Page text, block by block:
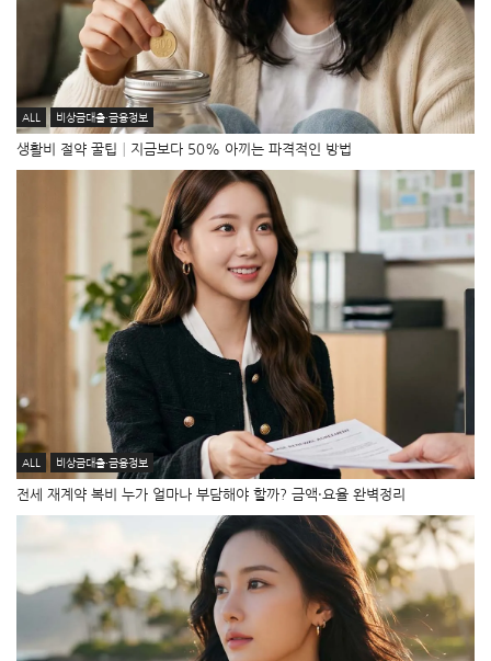
ALL 비상금대출·금융정보
생활비 절약 꿀팁│지금보다 50% 아끼는 파격적인 방법
ALL 비상금대출·금융정보
전세 재계약 복비 누가 얼마나 부담해야 할까? 금액·요율 완벽정리